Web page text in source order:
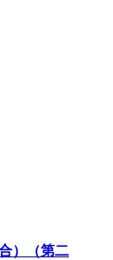
）（第二